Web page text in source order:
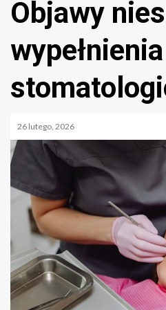
Objawy
wypełnienia
26 lutego, 2026